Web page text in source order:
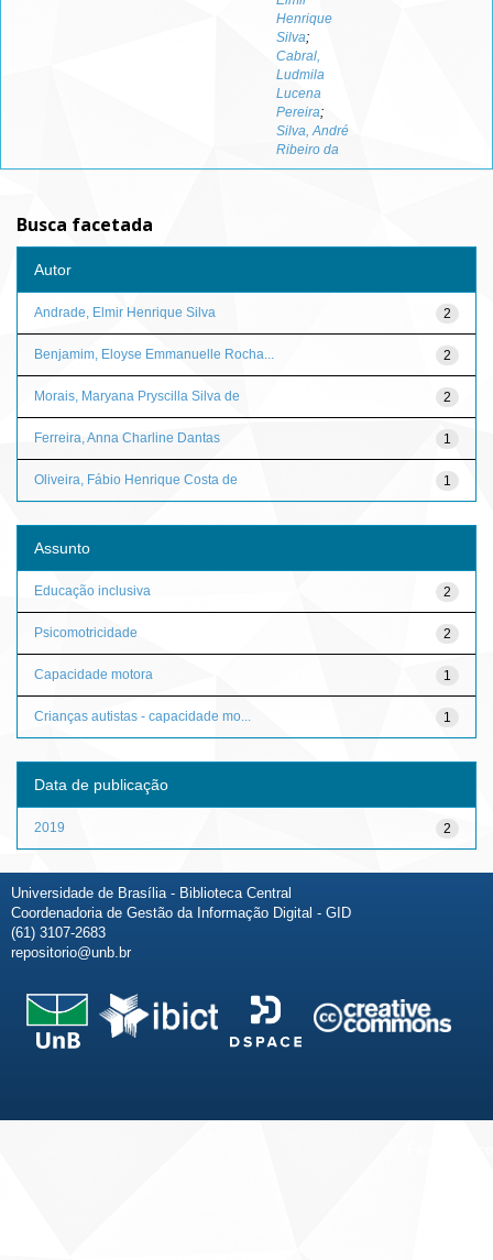
Henrique
Silva;
Cabral,
Ludmila
Lucena
Pereira;
Silva, André
Ribeiro da
Busca facetada
Autor
2
Andrade, Elmir Henrique Silva
2
Benjamim, Eloyse Emmanuelle Rocha...
2
Morais, Maryana Pryscilla Silva de
1
Ferreira, Anna Charline Dantas
1
Oliveira, Fábio Henrique Costa de
Assunto
2
Educação inclusiva
2
Psicomotricidade
1
Capacidade motora
1
Crianças autistas - capacidade mo...
Data de publicação
2
2019
Universidade de Brasília - Biblioteca Central
Coordenadoria de Gestão da Informação Digital - GID
(61) 3107-2683
repositorio@unb.br